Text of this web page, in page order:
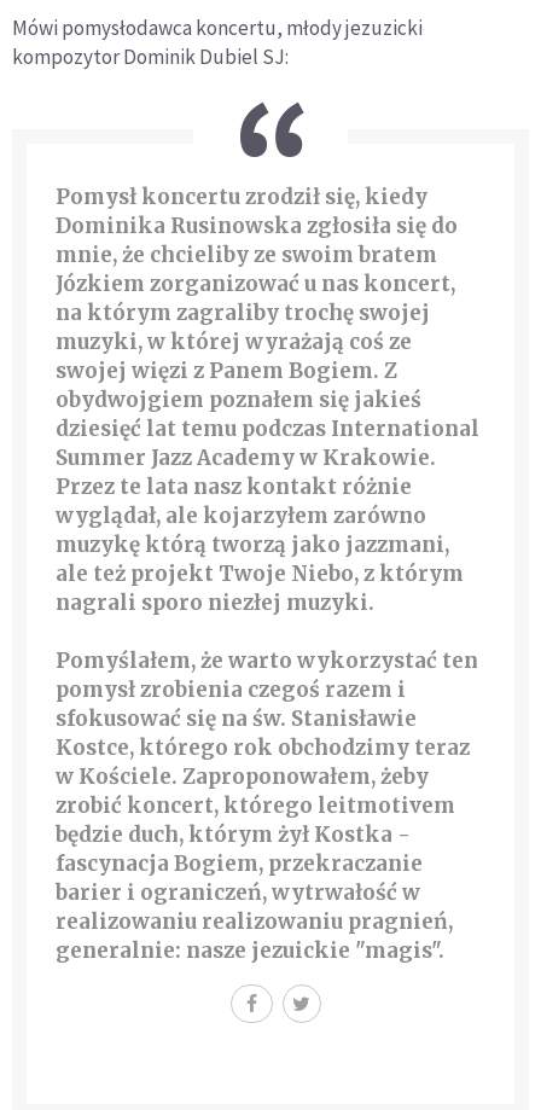
Mówi pomysłodawca koncertu, młody jezuzicki
kompozytor Dominik Dubiel SJ:
Pomysł koncertu zrodził się, kiedy
Dominika Rusinowska zgłosiła się do
mnie, że chcieliby ze swoim bratem
Józkiem zorganizować u nas koncert,
na którym zagraliby trochę swojej
muzyki, w której wyrażają coś ze
swojej więzi z Panem Bogiem. Z
obydwojgiem poznałem się jakieś
dziesięć lat temu podczas International
Summer Jazz Academy w Krakowie.
Przez te lata nasz kontakt różnie
wyglądał, ale kojarzyłem zarówno
muzykę którą tworzą jako jazzmani,
ale też projekt Twoje Niebo, z którym
nagrali sporo niezłej muzyki.
Pomyślałem, że warto wykorzystać ten
pomysł zrobienia czegoś razem i
sfokusować się na św. Stanisławie
Kostce, którego rok obchodzimy teraz
w Kościele. Zaproponowałem, żeby
zrobić koncert, którego leitmotivem
będzie duch, którym żył Kostka -
fascynacja Bogiem, przekraczanie
barier i ograniczeń, wytrwałość w
realizowaniu realizowaniu pragnień,
generalnie: nasze jezuickie "magis".